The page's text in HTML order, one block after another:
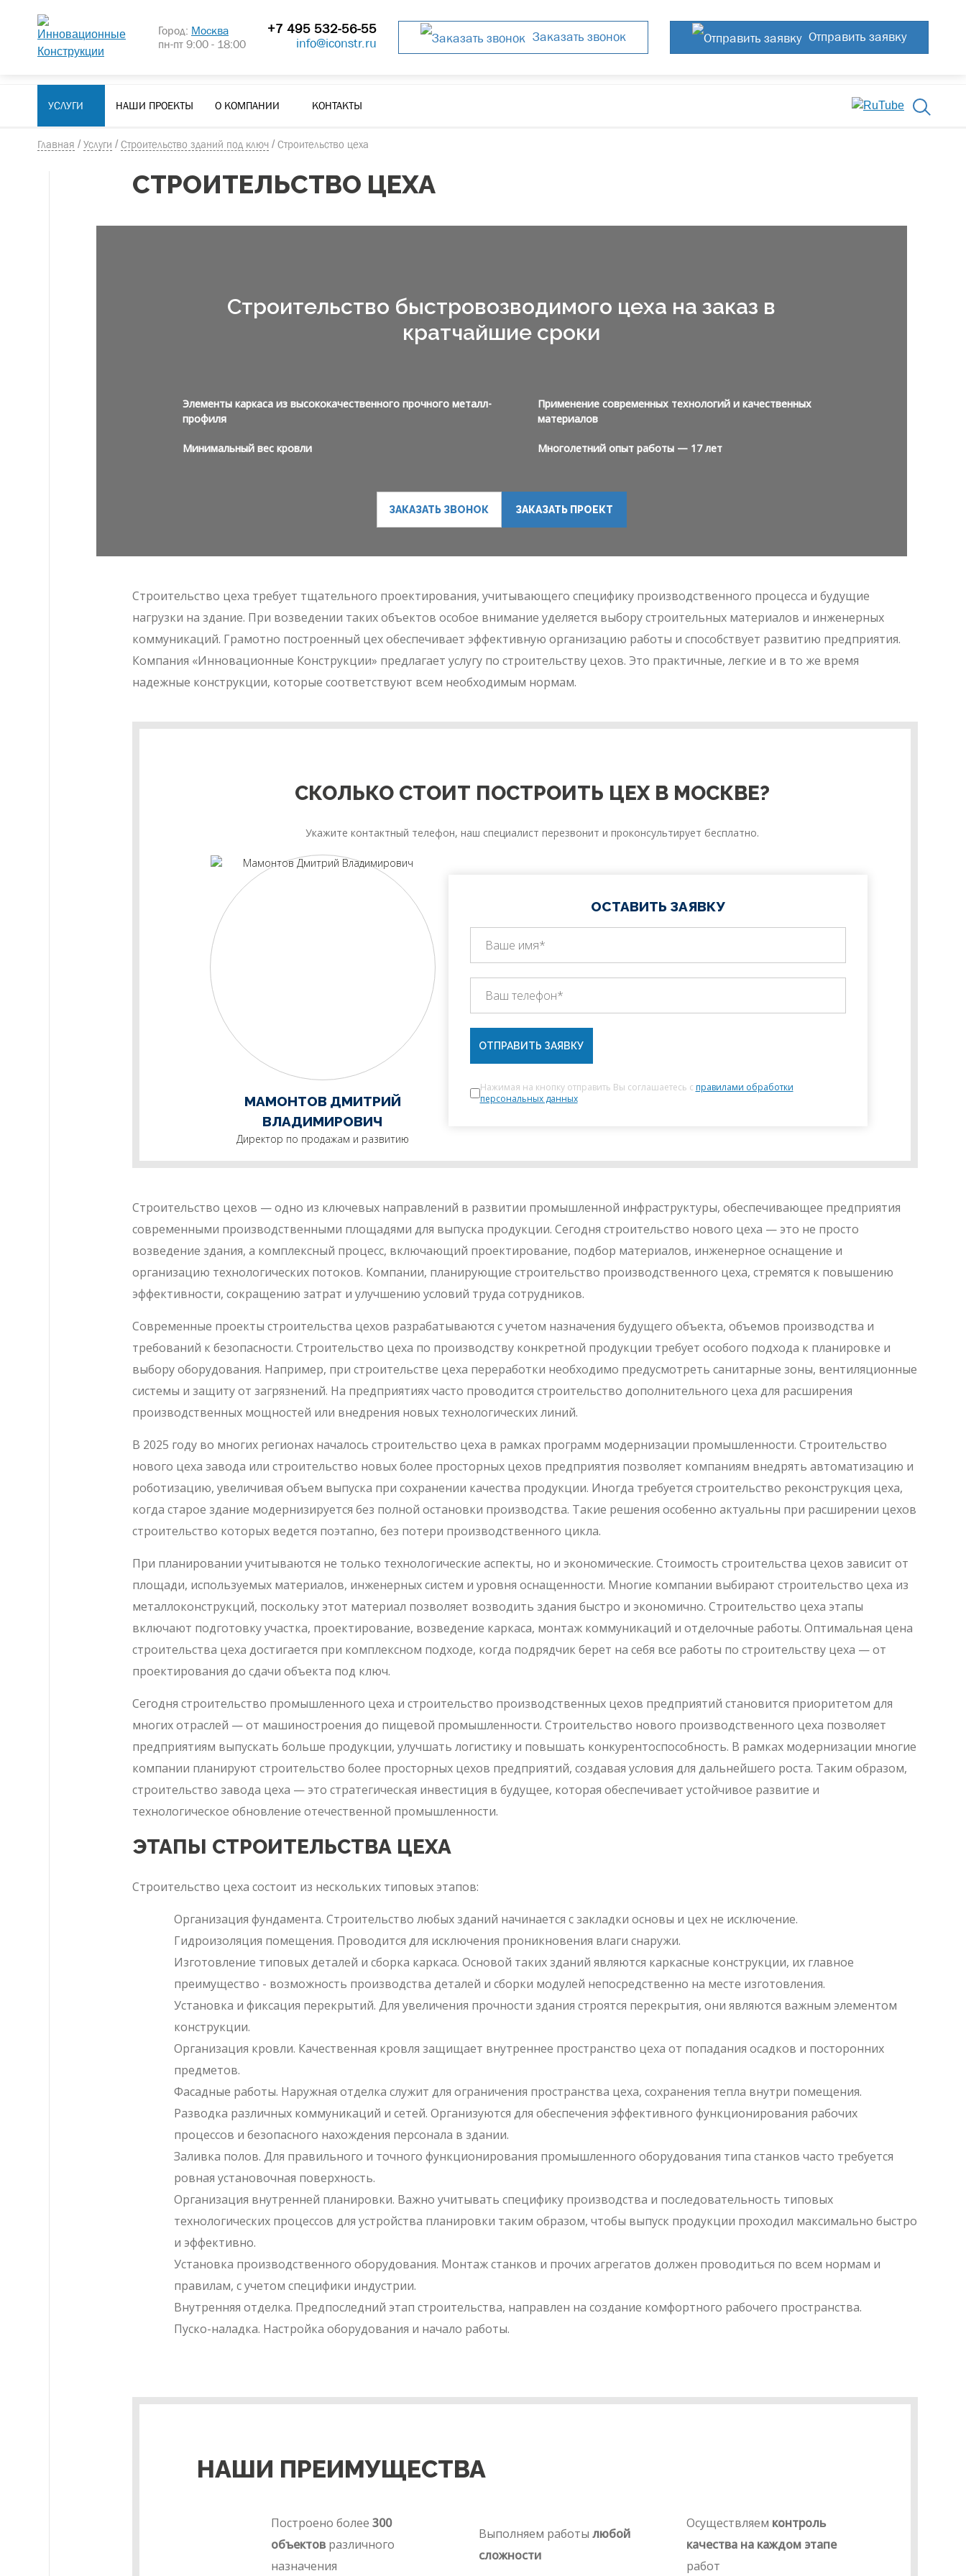
Город: Москва
пн-пт 9:00 - 18:00
+7 495 532-56-55
info@iconstr.ru
Заказать звонок Отправить заявку
УСЛУГИ НАШИ ПРОЕКТЫ О КОМПАНИИ КОНТАКТЫ
Главная /Услуги /Строительство зданий под ключ /Строительство цеха
СТРОИТЕЛЬСТВО ЦЕХА
Строительство быстровозводимого цеха на заказ в
кратчайшие сроки
Элементы каркаса из высококачественного прочного металл-
профиля
Минимальный вес кровли
Применение современных технологий и качественных
материалов
Многолетний опыт работы — 17 лет
ЗАКАЗАТЬ ЗВОНОК ЗАКАЗАТЬ ПРОЕКТ
Строительство цеха требует тщательного проектирования, учитывающего специфику производственного процесса и будущие
нагрузки на здание. При возведении таких объектов особое внимание уделяется выбору строительных материалов и инженерных
коммуникаций. Грамотно построенный цех обеспечивает эффективную организацию работы и способствует развитию предприятия.
Компания «Инновационные Конструкции» предлагает услугу по строительству цехов. Это практичные, легкие и в то же время
надежные конструкции, которые соответствуют всем необходимым нормам.
СКОЛЬКО СТОИТ ПОСТРОИТЬ ЦЕХ В МОСКВЕ?
Укажите контактный телефон, наш специалист перезвонит и проконсультирует бесплатно.
МАМОНТОВ ДМИТРИЙ
ВЛАДИМИРОВИЧ
Директор по продажам и развитию
ОСТАВИТЬ ЗАЯВКУ
ОТПРАВИТЬ ЗАЯВКУ
Нажимая на кнопку отправить Вы соглашаетесь с правилами обработки
персональных данных
Строительство цехов — одно из ключевых направлений в развитии промышленной инфраструктуры, обеспечивающее предприятия
современными производственными площадями для выпуска продукции. Сегодня строительство нового цеха — это не просто
возведение здания, а комплексный процесс, включающий проектирование, подбор материалов, инженерное оснащение и
организацию технологических потоков. Компании, планирующие строительство производственного цеха, стремятся к повышению
эффективности, сокращению затрат и улучшению условий труда сотрудников.
Современные проекты строительства цехов разрабатываются с учетом назначения будущего объекта, объемов производства и
требований к безопасности. Строительство цеха по производству конкретной продукции требует особого подхода к планировке и
выбору оборудования. Например, при строительстве цеха переработки необходимо предусмотреть санитарные зоны, вентиляционные
системы и защиту от загрязнений. На предприятиях часто проводится строительство дополнительного цеха для расширения
производственных мощностей или внедрения новых технологических линий.
В 2025 году во многих регионах началось строительство цеха в рамках программ модернизации промышленности. Строительство
нового цеха завода или строительство новых более просторных цехов предприятия позволяет компаниям внедрять автоматизацию и
роботизацию, увеличивая объем выпуска при сохранении качества продукции. Иногда требуется строительство реконструкция цеха,
когда старое здание модернизируется без полной остановки производства. Такие решения особенно актуальны при расширении цехов
строительство которых ведется поэтапно, без потери производственного цикла.
При планировании учитываются не только технологические аспекты, но и экономические. Стоимость строительства цехов зависит от
площади, используемых материалов, инженерных систем и уровня оснащенности. Многие компании выбирают строительство цеха из
металлоконструкций, поскольку этот материал позволяет возводить здания быстро и экономично. Строительство цеха этапы
включают подготовку участка, проектирование, возведение каркаса, монтаж коммуникаций и отделочные работы. Оптимальная цена
строительства цеха достигается при комплексном подходе, когда подрядчик берет на себя все работы по строительству цеха — от
проектирования до сдачи объекта под ключ.
Сегодня строительство промышленного цеха и строительство производственных цехов предприятий становится приоритетом для
многих отраслей — от машиностроения до пищевой промышленности. Строительство нового производственного цеха позволяет
предприятиям выпускать больше продукции, улучшать логистику и повышать конкурентоспособность. В рамках модернизации многие
компании планируют строительство более просторных цехов предприятий, создавая условия для дальнейшего роста. Таким образом,
строительство завода цеха — это стратегическая инвестиция в будущее, которая обеспечивает устойчивое развитие и
технологическое обновление отечественной промышленности.
ЭТАПЫ СТРОИТЕЛЬСТВА ЦЕХА
Строительство цеха состоит из нескольких типовых этапов:
Организация фундамента. Строительство любых зданий начинается с закладки основы и цех не исключение.
Гидроизоляция помещения. Проводится для исключения проникновения влаги снаружи.
Изготовление типовых деталей и сборка каркаса. Основой таких зданий являются каркасные конструкции, их главное
преимущество - возможность производства деталей и сборки модулей непосредственно на месте изготовления.
Установка и фиксация перекрытий. Для увеличения прочности здания строятся перекрытия, они являются важным элементом
конструкции.
Организация кровли. Качественная кровля защищает внутреннее пространство цеха от попадания осадков и посторонних
предметов.
Фасадные работы. Наружная отделка служит для ограничения пространства цеха, сохранения тепла внутри помещения.
Разводка различных коммуникаций и сетей. Организуются для обеспечения эффективного функционирования рабочих
процессов и безопасного нахождения персонала в здании.
Заливка полов. Для правильного и точного функционирования промышленного оборудования типа станков часто требуется
ровная установочная поверхность.
Организация внутренней планировки. Важно учитывать специфику производства и последовательность типовых
технологических процессов для устройства планировки таким образом, чтобы выпуск продукции проходил максимально быстро
и эффективно.
Установка производственного оборудования. Монтаж станков и прочих агрегатов должен проводиться по всем нормам и
правилам, с учетом специфики индустрии.
Внутренняя отделка. Предпоследний этап строительства, направлен на создание комфортного рабочего пространства.
Пуско-наладка. Настройка оборудования и начало работы.
НАШИ ПРЕИМУЩЕСТВА
Построено более 300
объектовразличного
назначения
Выполняем работы любой
сложности
Осуществляем контроль
качества на каждом этапе
работ